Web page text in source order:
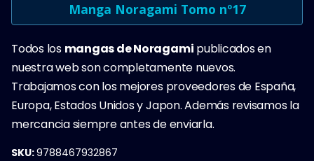
Manga Noragami Tomo nº17
Todos los mangas de Noragami publicados en
nuestra web son completamente nuevos.
Trabajamos con los mejores proveedores de España,
Europa, Estados Unidos y Japon. Además revisamos la
mercancia siempre antes de enviarla.
SKU:9788467932867